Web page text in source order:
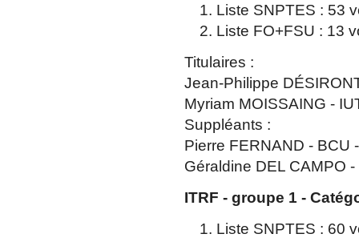
Liste SNPTES : 53
Liste FO+FSU : 13
Titulaires :
Jean-Philippe
Myriam MOISSAING -
Suppléants :
Pierre FERNAND - BCU
Géraldine DEL CAMPO
ITRF - groupe 1 -
Liste SNPTES : 60